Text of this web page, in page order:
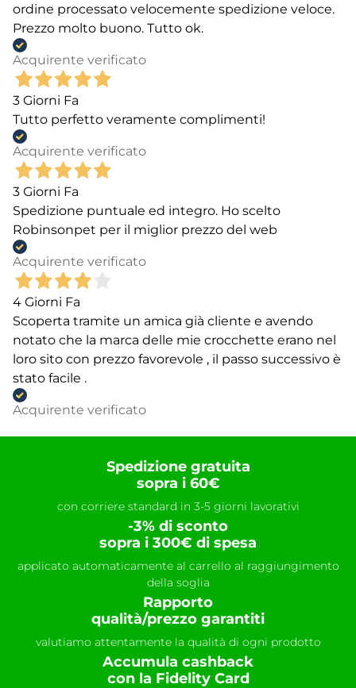
ordine processato velocemente spedizione veloce.
Prezzo molto buono. Tutto ok.
Acquirente verificato
3 Giorni Fa
Tutto perfetto veramente complimenti!
Acquirente verificato
3 Giorni Fa
Spedizione puntuale ed integro. Ho scelto
Robinsonpet per il miglior prezzo del web
Acquirente verificato
4 Giorni Fa
Scoperta tramite un amica già cliente e avendo
notato che la marca delle mie crocchette erano nel
loro sito con prezzo favorevole , il passo successivo è
stato facile .
Acquirente verificato
Spedizione gratuita
sopra i 60€
con corriere standard in 3-5 giorni lavorativi
-3% di sconto
sopra i 300€ di spesa
applicato automaticamente al carrello al raggiungimento
della soglia
Rapporto
qualità/prezzo garantiti
valutiamo attentamente la qualità di ogni prodotto
Accumula cashback
con la Fidelity Card